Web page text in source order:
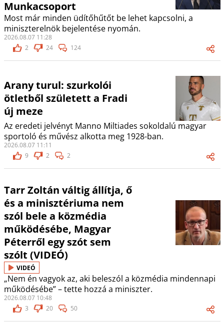
Munkacsoport
Most már minden üdítőhűtőt be lehet kapcsolni, a
miniszterelnök bejelentése nyomán.
2026.08.07 11:28
2
24 124
Arany turul: szurkolói
ötletből született a Fradi
új meze
Az eredeti jelvényt Manno Miltiades sokoldalú magyar
sportoló és művész alkotta meg 1928-ban.
2026.08.07 11:11
9
2 2
Tarr Zoltán váltig állítja, ő
és a minisztériuma nem
szól bele a közmédia
működésébe, Magyar
Péterről egy szót sem
szólt (VIDEÓ)
VIDEÓ
„Nem én vagyok az, aki beleszól a közmédia mindennapi
működésébe” – tette hozzá a miniszter.
2026.08.07 10:48
3
20 50